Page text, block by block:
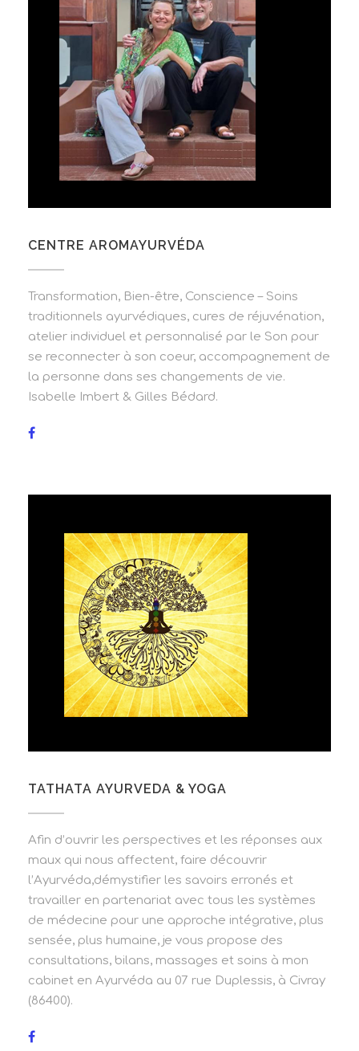
CENTRE AROMAYURVÉDA
Transformation, Bien-être, Conscience – Soins
traditionnels ayurvédiques, cures de réjuvénation,
atelier individuel et personnalisé par le Son pour
se reconnecter à son coeur, accompagnement de
la personne dans ses changements de vie.
Isabelle Imbert & Gilles Bédard.
TATHATA AYURVEDA & YOGA
Afin d’ouvrir les perspectives et les réponses aux
maux qui nous affectent, faire découvrir
l’Ayurvéda,démystifier les savoirs erronés et
travailler en partenariat avec tous les systèmes
de médecine pour une approche intégrative, plus
sensée, plus humaine, je vous propose des
consultations, bilans, massages et soins à mon
cabinet en Ayurvéda au 07 rue Duplessis, à Civray
(86400).